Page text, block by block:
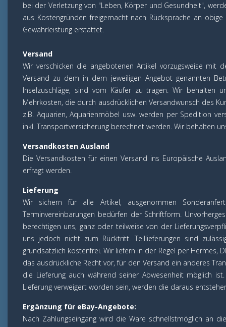
bei der Verletzung von "Leben, Körper und Gesundheit",
aus Kostengründen freigemacht nach Rücksprache an
Gewährleistung erstattet.
Versand
Wir verschicken die angebotenen Artikel vorzugsweise mit
Versand zu dem in dem jeweiligen Angebot genannten
Inselzuschläge, sind vom Käufer zu tragen. Wir behalten
Mehrkosten, die durch ausdrücklichen Versandwunsch des
z.B. Aquarien, Aquarienmöbel usw. werden per Spedition
inkl. Transportversicherung berechnet werden. Wir behalten
Versandkosten Ausland
Die Versandkosten für einen Versand ins Europäische
erfragt werden.
Lieferung
Wir sichern für alle Artikel, ausgenommen
Terminvereinbarungen bedürfen der Schriftform.
berechtigen uns, ganz oder teilweise von der
uns jedoch nicht zum Rücktritt. Teillieferungen sind
grundsätzlich kostenfrei. Wir liefern in der Regel per Hermes,
das ausdrückliche Recht vor, für den Versand ein anderes
die Lieferung auch während seiner Abwesenheit möglich
Lieferung verweigert worden sein, werden die daraus
Ergänzung für eBay-Angebote:
Nach Zahlungseingang wird die Ware schnellstmöglich an